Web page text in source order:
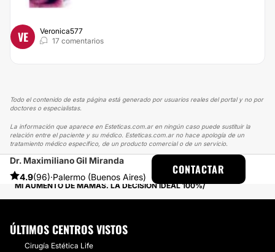
VE
Veronica577
17 comentarios
Todo el contenido de esta página está generado por usuarios reales del portal y no por
doctores o especialistas.
La información que aparece en Esteticas.com.ar en ningún caso puede sustituir la
relación entre el paciente y su médico. Esteticas.com.ar no hace apología de un
tratamiento médico específico, de un producto comercial o de un servicio.
Dr. Maximiliano Gil Miranda
4.9(96)·Palermo (Buenos Aires)
CONTACTAR
ESTETICAS
EXPERIENCIAS
EXPERIENCIAS SOBRE AUMENTO MAMAS
MI AUMENTO DE MAMAS. LA DECISIÓN IDEAL 100%
ÚLTIMOS CENTROS VISTOS
Cirugía Estética Life